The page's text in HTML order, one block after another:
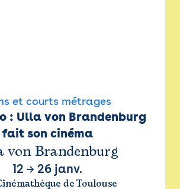
et courts métrages
: Ulla von Brandenburg
fait son cinéma
von Brandenburg
12 → 26 janv.
de Toulouse